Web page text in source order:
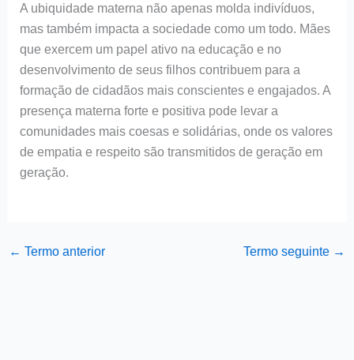
A ubiquidade materna não apenas molda indivíduos,
mas também impacta a sociedade como um todo. Mães
que exercem um papel ativo na educação e no
desenvolvimento de seus filhos contribuem para a
formação de cidadãos mais conscientes e engajados. A
presença materna forte e positiva pode levar a
comunidades mais coesas e solidárias, onde os valores
de empatia e respeito são transmitidos de geração em
geração.
← Termo anterior Termo seguinte →